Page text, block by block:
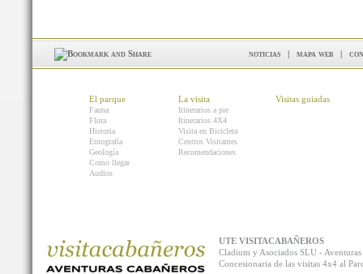
noticias | mapa web |
El parque
Fauna
Flora
Historia
Etnografía
Geología
Como llegar
Audios
La visita
Itinerarios a pie
Itinerarios 4X4
Visita en Bicicleta
Centros Visitantes
Recomendaciones
Visitas guiadas
UTE VISITACABAÑEROS
Cladium y Asociados SLU -
Concesionaria de las visitas 4x4 al